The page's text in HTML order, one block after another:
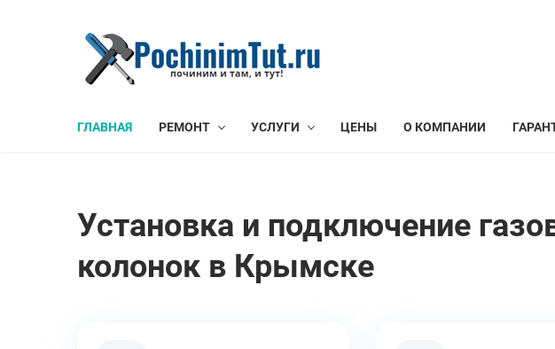
ГЛАВНАЯ РЕМОНТ УСЛУГИ ЦЕНЫ О КОМПАНИИ
Установка и подключение
колонок в Крымске